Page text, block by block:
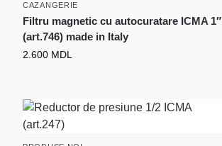
CAZANGERIE
Filtru magnetic cu autocuratare ICMA 1″
(art.746) made in Italy
2.600 MDL